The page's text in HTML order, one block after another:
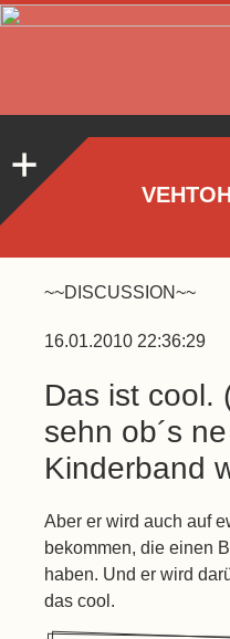
~~DISCUSSION~~
16.01.2010 22:36:29
Das ist cool.
sehn ob´s
Kinderband
Aber er wird auch auf
bekommen, die einen
haben. Und er wird
das cool.